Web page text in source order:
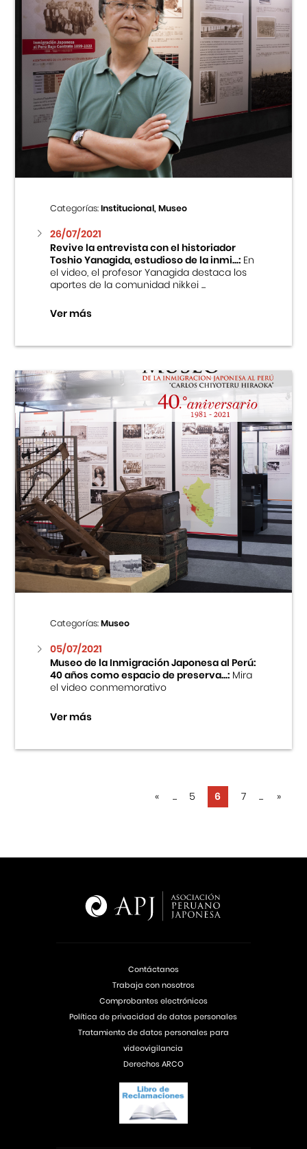
Categorías:Institucional, Museo
26/07/2021
Revive la entrevista con el historiador
Toshio Yanagida, estudioso de la inmi...:En
el video, el profesor Yanagida destaca los
aportes de la comunidad nikkei ...
Ver más
Categorías:Museo
05/07/2021
Museo de la Inmigración Japonesa al Perú:
40 años como espacio de preserva...:Mira
el video conmemorativo
Ver más
« ... 5 6 7 ... »
Contáctanos
Trabaja con nosotros
Comprobantes electrónicos
Política de privacidad de datos personales
Tratamiento de datos personales para
videovigilancia
Derechos ARCO